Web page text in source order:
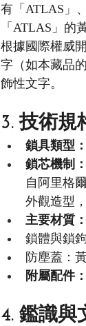
有「ATLAS」
「ATLAS」的
根據國際權威
字（如本藏品
飾性文字。
3. 技術規
鎖具類型：
鎖芯機制：
自阿里格
外觀造型
主要材質：
鎖體與鎖
防塵蓋：
附屬配件：
4. 鑑識與